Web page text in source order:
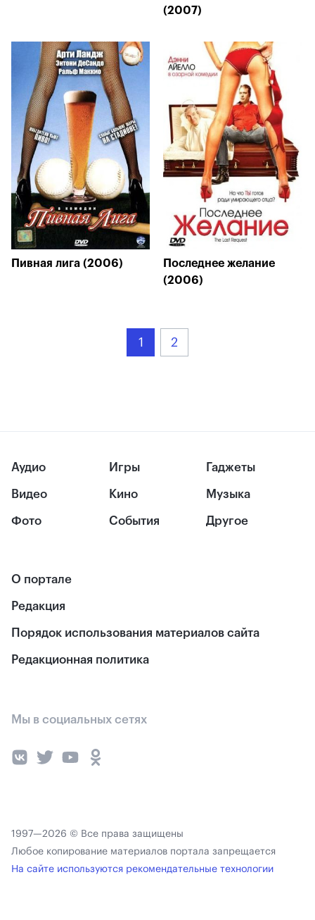
(2007)
Пивная лига (2006)
Последнее желание
(2006)
1 2
Аудио
Видео
Фото
Игры
Кино
События
Гаджеты
Музыка
Другое
О портале
Редакция
Порядок использования материалов сайта
Редакционная политика
Мы в социальных сетях
1997—2026 © Все права защищены
Любое копирование материалов портала запрещается
На сайте используются рекомендательные технологии